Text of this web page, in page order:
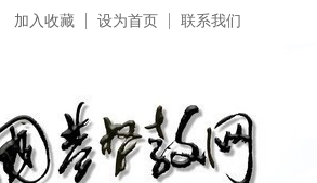
加入收藏 设为首页 联系我们